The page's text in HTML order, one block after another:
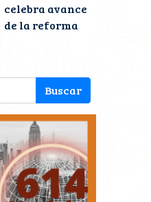
celebra avance
de la reforma